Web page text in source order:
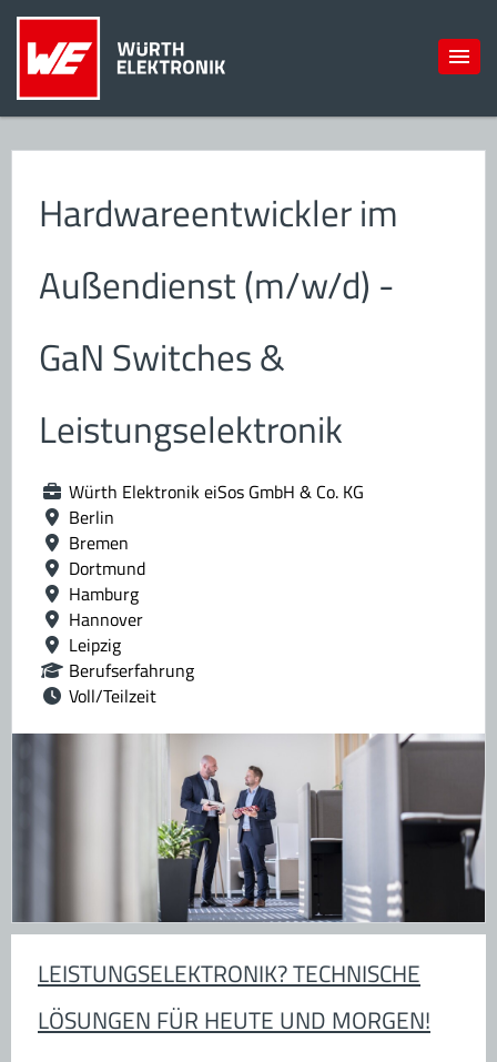
Hardwareentwickler im
Außendienst (m/w/d) -
GaN Switches &
Leistungselektronik
Würth Elektronik eiSos GmbH & Co. KG
Berlin
Bremen
Dortmund
Hamburg
Hannover
Leipzig
Berufserfahrung
Voll/Teilzeit
LEISTUNGSELEKTRONIK? TECHNISCHE
LÖSUNGEN FÜR HEUTE UND MORGEN!